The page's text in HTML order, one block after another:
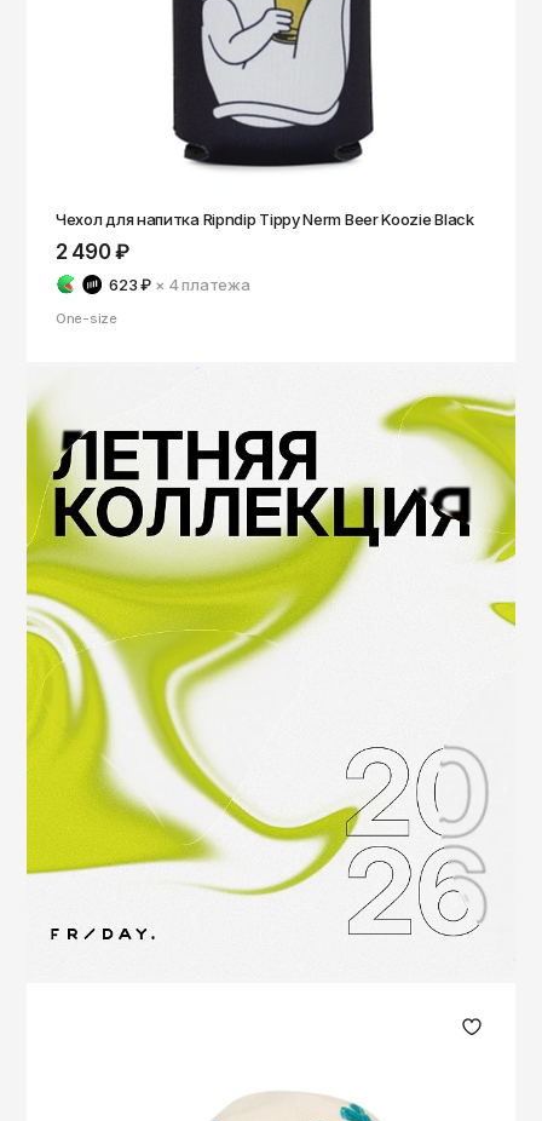
Чехол для напитка Ripndip Tippy Nerm Beer Koozie Black
2 490 ₽
623 ₽ × 4платежа
One-size